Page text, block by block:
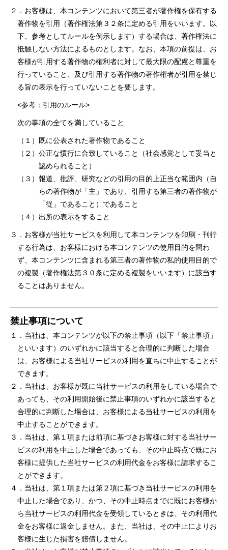
２．お客様は、本コンテンツにおいて第三者が著作権を保有する
著作物を引⽤（著作権法第３２条に定める引⽤をいいます。以
下、参考としてルールを例⽰します）する場合は、著作権法に
抵触しない⽅法によるものとします。なお、本項の前提は、お
客様が引⽤する著作物の権利者に対して最⼤限の配慮と尊重を
⾏っていること、及び引⽤する著作物の著作権者が引⽤を禁じ
る旨の表⽰を⾏っていないことを要します。
<参考：引⽤のルール>
次の事項の全てを満していること
（１）既に公表された著作物であること
（２）公正な慣⾏に合致していること（社会感覚として妥当と
認められること）
（３）報道、批評、研究などの引⽤の⽬的上正当な範囲内（⾃
らの著作物が「主」であり、引⽤する第三者の著作物が
「従」であること）であること
（４）出所の表⽰をすること
３．お客様が当社サービスを利⽤して本コンテンツを印刷・刊⾏
する⾏為は、お客様における本コンテンツの使⽤⽬的を問わ
ず、本コンテンツに含まれる第三者の著作物の私的使⽤⽬的で
の複製（著作権法第３０条に定める複製をいいます）に該当す
ることはありません。
禁⽌事項について
１．当社は、本コンテンツが以下の禁⽌事項（以下「禁⽌事項」
といいます）のいずれかに該当すると合理的に判断した場合
は、お客様による当社サービスの利⽤を直ちに中⽌することが
できます。
２．当社は、お客様が既に当社サービスの利⽤をしている場合で
あっても、その利⽤開始後に禁⽌事項のいずれかに該当すると
合理的に判断した場合は、お客様による当社サービスの利⽤を
中⽌することができます。
３．当社は、第１項または前項に基づきお客様に対する当社サー
ビスの利⽤を中⽌した場合であっても、その中⽌時点で既にお
客様に提供した当社サービスの利⽤代⾦をお客様に請求するこ
とができます。
４．当社は、第１項または第２項に基づき当社サービスの利⽤を
中⽌した場合であり、かつ、その中⽌時点までに既にお客様か
ら当社サービスの利⽤代⾦を受領しているときは、その利⽤代
⾦をお客様に返⾦しません。また、当社は、その中⽌によりお
客様に⽣じた損害を賠償しません。